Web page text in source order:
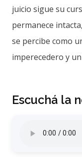
juicio sigue su
permanece
se percibe como
imperecedero y
Escuchá la